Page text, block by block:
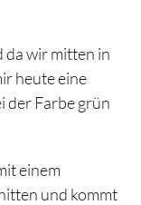
da wir mitten in
heute eine
der Farbe grün
einem
und kommt